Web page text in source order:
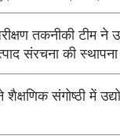
तकनीकी टीम
संरचना की स्थापना
संगोष्ठी में